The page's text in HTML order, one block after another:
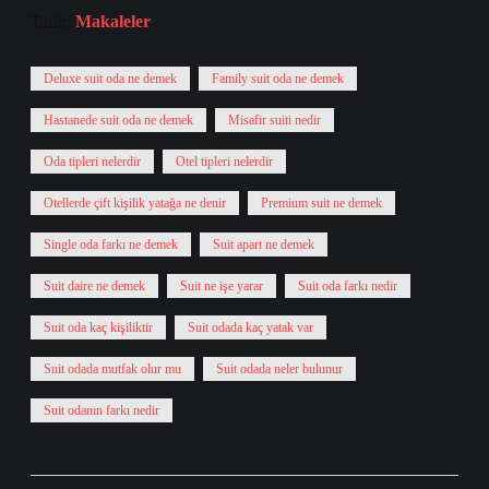
Makaleler
Deluxe suit oda ne demek Family suit oda ne demek
Hastanede suit oda ne demek Misafir suiti nedir
Oda tipleri nelerdir Otel tipleri nelerdir
Otellerde çift kişilik yatağa ne denir Premium suit ne demek
Single oda farkı ne demek Suit apart ne demek
Suit daire ne demek Suit ne işe yarar Suit oda farkı nedir
Suit oda kaç kişiliktir Suit odada kaç yatak var
Suit odada mutfak olur mu Suit odada neler bulunur
Suit odanın farkı nedir